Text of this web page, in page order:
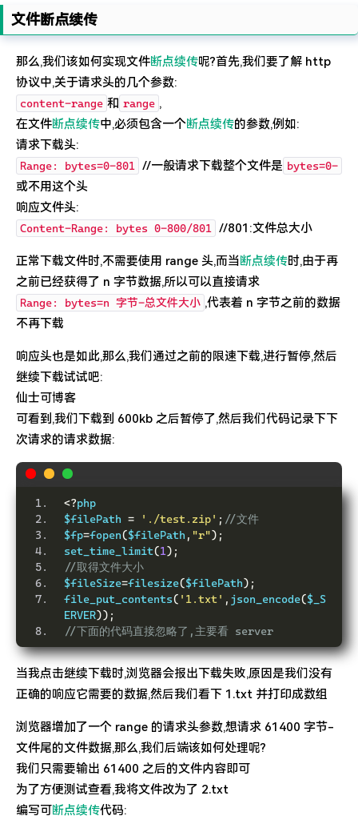
文件断点续传
那么,我们该如何实现文件断点续传呢?首先,我们要了解 http
协议中,关于请求头的几个参数:
content-range 和 range ,
在文件断点续传中,必须包含一个断点续传的参数,例如:
请求下载头:
Range: bytes=0-801 //一般请求下载整个文件是 bytes=0-
或不用这个头
响应文件头:
Content-Range: bytes 0-800/801 //801:文件总大小
正常下载文件时,不需要使用 range 头,而当断点续传时,由于再
之前已经获得了 n 字节数据,所以可以直接请求
Range: bytes=n 字节-总文件大小 ,代表着 n 字节之前的数据
不再下载
响应头也是如此,那么,我们通过之前的限速下载,进行暂停,然后
继续下载试试吧:
仙士可博客
可看到,我们下载到 600kb 之后暂停了,然后我们代码记录下下
次请求的请求数据:
<?php
$filePath = './test.zip' ; //文件
$fp=fopen($filePath , "r");
set_time_limit(1);
//取得文件大小
$fileSize=filesize($filePath);
file_put_contents( '1.txt' , json_encode($_S
ERVER));
//下面的代码直接忽略了,主要看 server
当我点击继续下载时,浏览器会报出下载失败,原因是我们没有
正确的响应它需要的数据,然后我们看下 1.txt 并打印成数组
浏览器增加了一个 range 的请求头参数,想请求 61400 字节-
文件尾的文件数据,那么,我们后端该如何处理呢?
我们只需要输出 61400 之后的文件内容即可
为了方便测试查看,我将文件改为了 2.txt
编写可断点续传代码: